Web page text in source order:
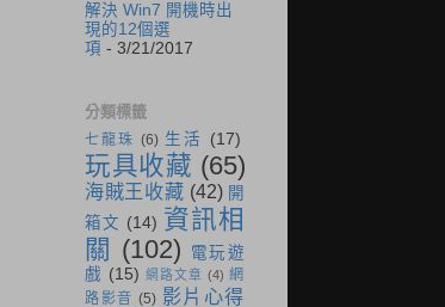
解決 Win7 開機時出
現的12個選
項 - 3/21/2017
分類標籤
七龍珠 (6) 生活 (17)
玩具收藏 (65)
海賊王收藏 (42) 開
箱文 (14) 資訊相
關 (102)
電玩遊
戲 (15) 網路文章 (4) 網
路影音 (5) 影片心得